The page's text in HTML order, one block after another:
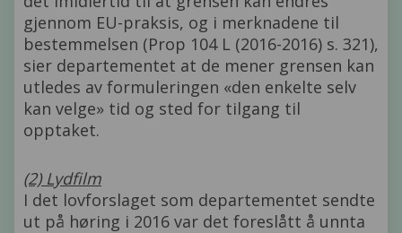
gjennom EU-praksis, og i merknadene til
bestemmelsen (Prop 104 L (2016-2016) s. 321),
sier departementet at de mener grensen kan
utledes av formuleringen «den enkelte selv
kan velge» tid og sted for tilgang til
opptaket.
(2) Lydfilm
I det lovforslaget som departementet sendte
ut på høring i 2016 var det foreslått å unnta